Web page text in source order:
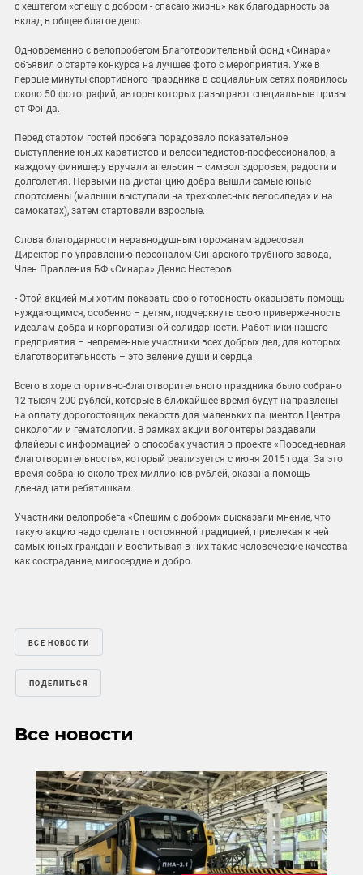
с хештегом «спешу с добром - спасаю жизнь» как благодарность за
вклад в общее благое дело.
Одновременно с велопробегом Благотворительный фонд «Синара»
объявил о старте конкурса на лучшее фото с мероприятия. Уже в
первые минуты спортивного праздника в социальных сетях появилось
около 50 фотографий, авторы которых разыграют специальные призы
от Фонда.
Перед стартом гостей пробега порадовало показательное
выступление юных каратистов и велосипедистов-профессионалов, а
каждому финишеру вручали апельсин – символ здоровья, радости и
долголетия. Первыми на дистанцию добра вышли самые юные
спортсмены (малыши выступали на трехколесных велосипедах и на
самокатах), затем стартовали взрослые.
Слова благодарности неравнодушным горожанам адресовал
Директор по управлению персоналом Синарского трубного завода,
Член Правления БФ «Синара» Денис Нестеров:
- Этой акцией мы хотим показать свою готовность оказывать помощь
нуждающимся, особенно – детям, подчеркнуть свою приверженность
идеалам добра и корпоративной солидарности. Работники нашего
предприятия – непременные участники всех добрых дел, для которых
благотворительность – это веление души и сердца.
Всего в ходе спортивно-благотворительного праздника было собрано
12 тысяч 200 рублей, которые в ближайшее время будут направлены
на оплату дорогостоящих лекарств для маленьких пациентов Центра
онкологии и гематологии. В рамках акции волонтеры раздавали
флайеры с информацией о способах участия в проекте «Повседневная
благотворительность», который реализуется с июня 2015 года. За это
время собрано около трех миллионов рублей, оказана помощь
двенадцати ребятишкам.
Участники велопробега «Спешим с добром» высказали мнение, что
такую акцию надо сделать постоянной традицией, привлекая к ней
самых юных граждан и воспитывая в них такие человеческие качества
как сострадание, милосердие и добро.
ВСЕ НОВОСТИ
ПОДЕЛИТЬСЯ
Все новости